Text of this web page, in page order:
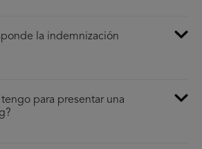
la indemnización
para presentar una